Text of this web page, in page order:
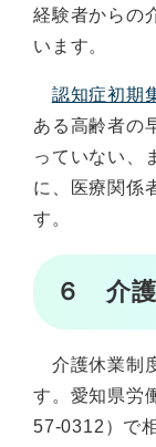
経験者からの
います。
認知症初期
ある高齢者の
っていない、
に、医療関係
す。
６ 介護
介護休業制
す。愛知県労
57-0312）で